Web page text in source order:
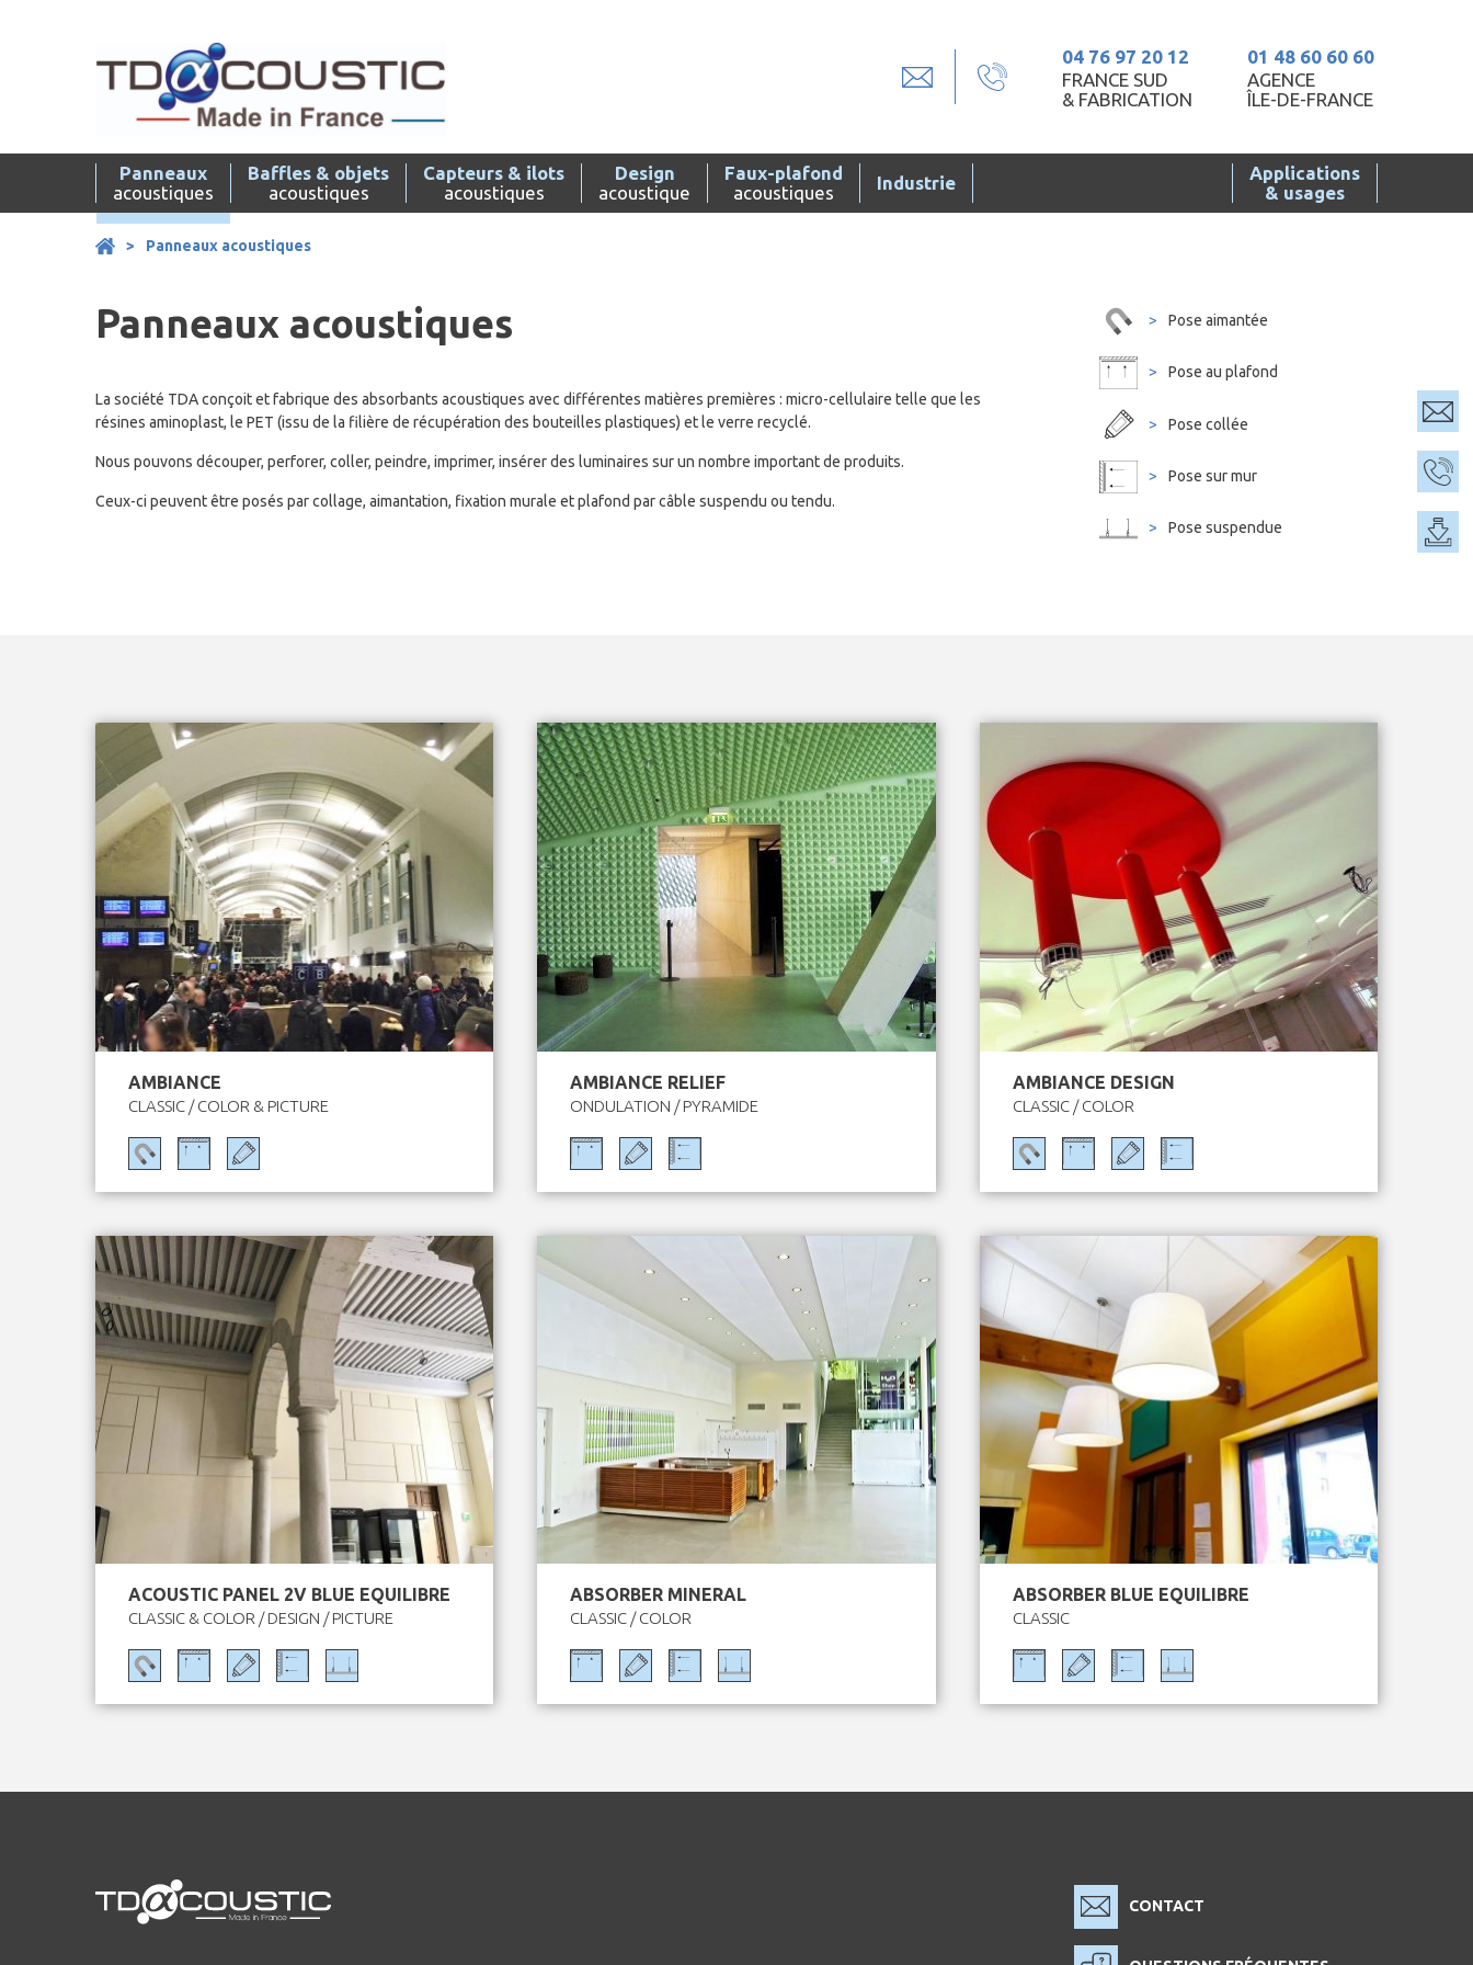
04 76 97 20 12
FRANCE SUD
& FABRICATION
01 48 60 60 60
AGENCE
ÎLE-DE-FRANCE
Panneaux
acoustiques
Baffles & objets
acoustiques
Capteurs & ilots
acoustiques
Design
acoustique
Faux-plafond
acoustiques
Industrie
Applications
& usages
> Panneaux acoustiques
Panneaux acoustiques
La société TDA conçoit et fabrique des absorbants acoustiques avec différentes matières premières : micro-cellulaire telle que les
résines aminoplast, le PET (issu de la filière de récupération des bouteilles plastiques) et le verre recyclé.
Nous pouvons découper, perforer, coller, peindre, imprimer, insérer des luminaires sur un nombre important de produits.
Ceux-ci peuvent être posés par collage, aimantation, fixation murale et plafond par câble suspendu ou tendu.
Pose aimantée
Pose au plafond
Pose collée
Pose sur mur
Pose suspendue
AMBIANCE
CLASSIC / COLOR & PICTURE
AMBIANCE RELIEF
ONDULATION / PYRAMIDE
AMBIANCE DESIGN
CLASSIC / COLOR
ACOUSTIC PANEL 2V BLUE EQUILIBRE
CLASSIC & COLOR / DESIGN / PICTURE
ABSORBER MINERAL
CLASSIC / COLOR
ABSORBER BLUE EQUILIBRE
CLASSIC
CONTACT